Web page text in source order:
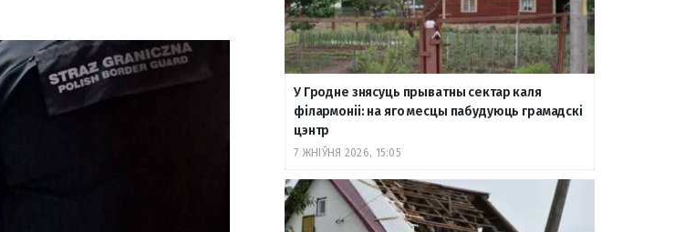
У Гродне знясуць прыватны сектар каля
філармоніі: на яго месцы пабудуюць грамадскі
цэнтр
7 ЖНІЎНЯ 2026, 15:05